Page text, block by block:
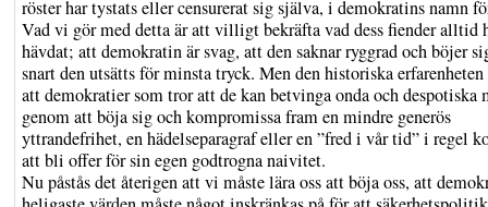
röster har tystats eller censurerat sig själva, i demokratins namn
Vad vi gör med detta är att villigt bekräfta vad dess fiender alltid
hävdat; att demokratin är svag, att den saknar ryggrad och böjer
snart den utsätts för minsta tryck. Men den historiska erfarenheten
att demokratier som tror att de kan betvinga onda och despotiska
genom att böja sig och kompromissa fram en mindre generös
yttrandefrihet, en hädelseparagraf eller en ”fred i vår tid” i regel
att bli offer för sin egen godtrogna naivitet.
Nu påstås det återigen att vi måste lära oss att böja oss, att